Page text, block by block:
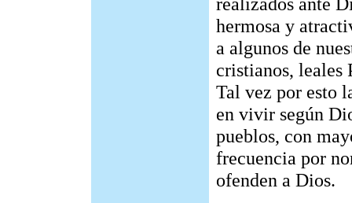
hermosa y
a algunos de
cristianos, leales
Tal vez por esto
en vivir según
pueblos, con
frecuencia por
ofenden a Dios.